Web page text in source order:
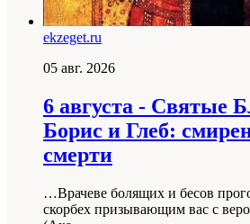
ekzeget.ru
05 авг. 2026
6 августа - Святые
Борис и Глеб:
смерти
…Врачеве болящих и бесов
скорбех призывающим вас с